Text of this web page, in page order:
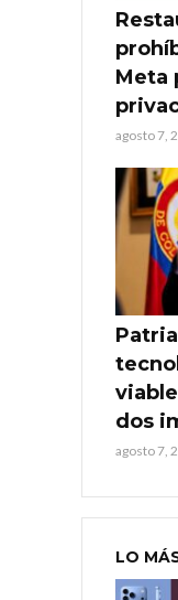
Meta
agosto 7,
dos
agosto 7,
LO